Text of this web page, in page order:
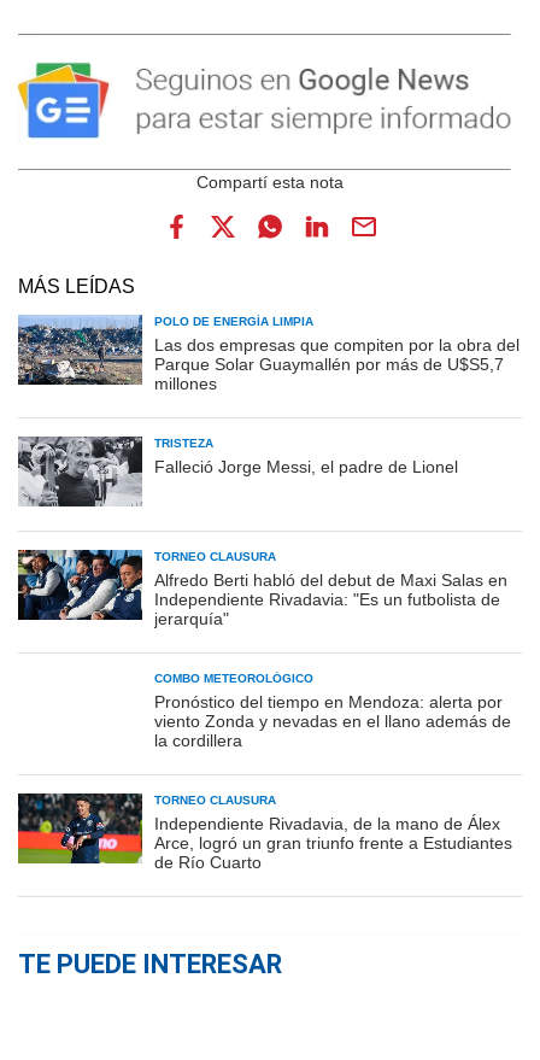
MÁS LEÍDAS
POLO DE ENERGÍA LIMPIA
Las dos empresas que compiten por la obra del
Parque Solar Guaymallén por más de U$S5,7
millones
TRISTEZA
Falleció Jorge Messi, el padre de Lionel
TORNEO CLAUSURA
Alfredo Berti habló del debut de Maxi Salas en
Independiente Rivadavia: "Es un futbolista de
jerarquía"
COMBO METEOROLÓGICO
Pronóstico del tiempo en Mendoza: alerta por
viento Zonda y nevadas en el llano además de
la cordillera
TORNEO CLAUSURA
Independiente Rivadavia, de la mano de Álex
Arce, logró un gran triunfo frente a Estudiantes
de Río Cuarto
TE PUEDE INTERESAR